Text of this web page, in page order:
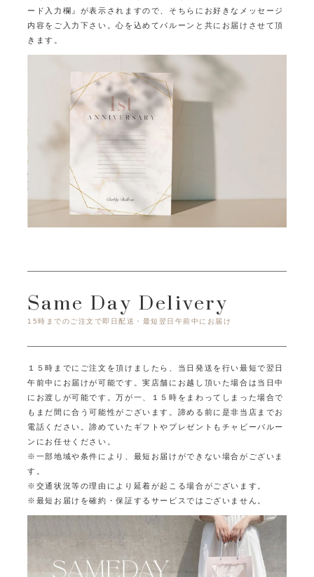
ード入力欄』が表示されますので、そちらにお好きなメッセージ
内容をご入力下さい。心を込めてバルーンと共にお届けさせて頂
きます。
Same Day Delivery
15時までのご注文で即日配送・最短翌日午前中にお届け
１５時までにご注文を頂けましたら、当日発送を行い最短で翌日
午前中にお届けが可能です。実店舗にお越し頂いた場合は当日中
にお渡しが可能です。万が一、１５時をまわってしまった場合で
もまだ間に合う可能性がございます。 諦める前に是非当店までお
電話ください。諦めていたギフトやプレゼントもチャビーバルー
ンにお任せください。
※一部地域や条件により、最短お届けができない場合がございま
す。
※交通状況等の理由により延着が起こる場合がございます。
※最短お届けを確約・保証するサービスではございません。